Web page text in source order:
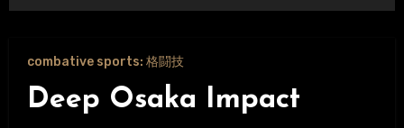
combative sports: 格闘技
Deep Osaka Impact